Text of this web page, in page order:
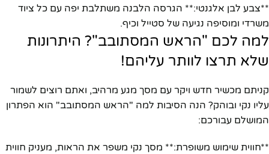
**צבע לבן אלגנטי:** הגרסה הלבנה משתלבת יפה עם כל ציוד
משרדי ומוסיפה נגיעה של סטייל וכיף.
למה לכם "הראש המסתובב"? היתרונות
שלא תרצו לוותר עליהם!
קניתם מכשיר חדש ויקר עם מסך מגע מרהיב, ואתם רוצים לשמור
עליו נקי ובוהק? הנה הסיבות למה "הראש המסתובב" הוא הפתרון
המושלם עבורכם:
**חווית שימוש משופרת:** מסך נקי משפר את הראות, מעניק חווית